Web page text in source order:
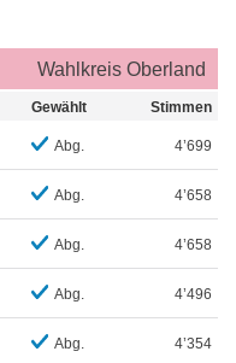
Wahlkreis Oberland
Gewählt Stimmen
Abg. 4’699
Abg. 4’658
Abg. 4’658
Abg. 4’496
Abg. 4’354